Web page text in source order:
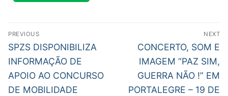
Revista Intervir
Contactos
Navegação
de
artigos
PREVIOUS
Previous
post:
SPZS DISPONIBILIZA
INFORMAÇÃO DE
APOIO AO CONCURSO
DE MOBILIDADE
NEXT
Next
post:
CONCERTO, SOM E
IMAGEM “PAZ SIM,
GUERRA NÃO !” EM
PORTALEGRE – 19 DE